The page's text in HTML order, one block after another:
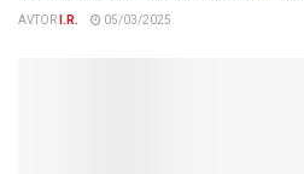
AVTOR I.R. 05/03/2025